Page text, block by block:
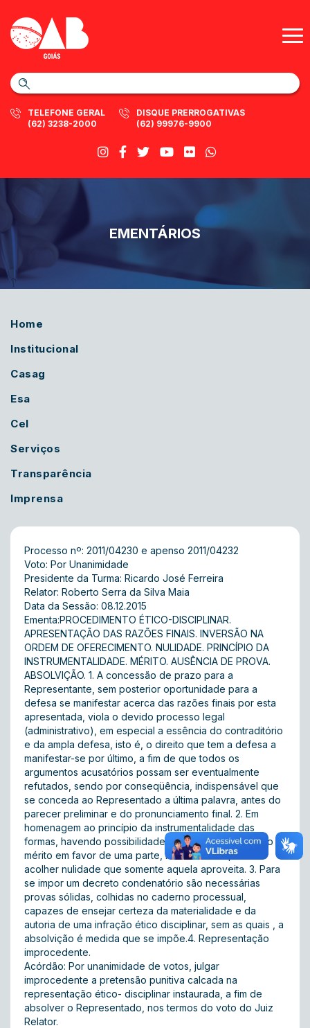
TELEFONE GERAL
(62) 3238-2000
DISQUE PRERROGATIVAS
(62) 99976-9900
EMENTÁRIOS
Home
Institucional
Casag
Esa
Cel
Serviços
Transparência
Imprensa
Processo nº: 2011/04230 e apenso 2011/04232
Voto: Por Unanimidade
Presidente da Turma: Ricardo José Ferreira
Relator: Roberto Serra da Silva Maia
Data da Sessão: 08.12.2015
Ementa:PROCEDIMENTO ÉTICO-DISCIPLINAR.
APRESENTAÇÃO DAS RAZÕES FINAIS. INVERSÃO NA
ORDEM DE OFERECIMENTO. NULIDADE. PRINCÍPIO DA
INSTRUMENTALIDADE. MÉRITO. AUSÊNCIA DE PROVA.
ABSOLVIÇÃO. 1. A concessão de prazo para a
Representante, sem posterior oportunidade para a
defesa se manifestar acerca das razões finais por esta
apresentada, viola o devido processo legal
(administrativo), em especial a essência do contraditório
e da ampla defesa, isto é, o direito que tem a defesa a
manifestar-se por último, a fim de que todos os
argumentos acusatórios possam ser eventualmente
refutados, sendo por conseqüência, indispensável que
se conceda ao Representado a última palavra, antes do
parecer preliminar e do pronunciamento final. 2. Em
homenagem ao princípio da instrumentalidade das
formas, havendo possibilidade de julgar desde logo o
mérito em favor de uma parte, não há razão para
acolher nulidade que somente aquela aproveita. 3. Para
se impor um decreto condenatório são necessárias
provas sólidas, colhidas no caderno processual,
capazes de ensejar certeza da materialidade e da
autoria de uma infração ético disciplinar, sem as quais , a
absolvição é medida que se impõe.4. Representação
improcedente.
Acórdão: Por unanimidade de votos, julgar
improcedente a pretensão punitiva calcada na
representação ético- disciplinar instaurada, a fim de
absolver o Representado, nos termos do voto do Juiz
Relator.